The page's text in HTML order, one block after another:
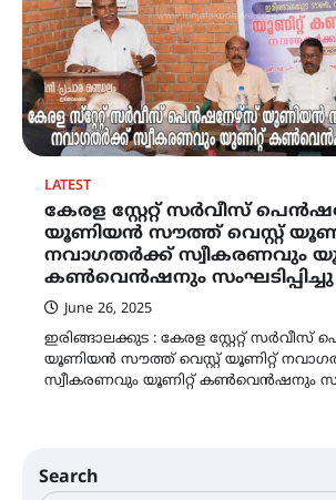
LATEST
കേരള സ്റ്റേറ്റ് സർവീസ്
യൂണിയൻ സൗത്ത് വെസ്റ്റ്
നവാഗതർക്ക് സ്വീകരണവും
കൺവെൻഷനും സംഘടിപ്പിച്ചു
June 26, 2025
ഇരിങ്ങാലക്കുട : കേരള സ്റ്റേറ്റ്
യൂണിയൻ സൗത്ത് വെസ്റ്റ് യൂണിറ്റ്
സ്വീകരണവും യൂണിറ്റ് കൺവെൻഷനും
Search